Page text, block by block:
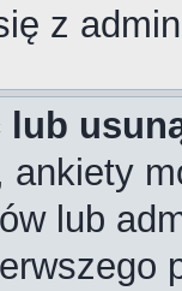
z
lub
ankiety
lub